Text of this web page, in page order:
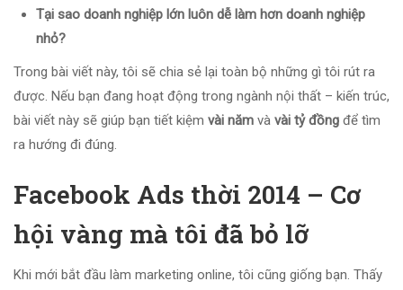
Tại sao doanh nghiệp lớn luôn dễ làm hơn doanh nghiệp
nhỏ?
Trong bài viết này, tôi sẽ chia sẻ lại toàn bộ những gì tôi rút ra
được. Nếu bạn đang hoạt động trong ngành nội thất – kiến trúc,
bài viết này sẽ giúp bạn tiết kiệm vài năm và vài tỷ đồng để tìm
ra hướng đi đúng.
Facebook Ads thời 2014 – Cơ
hội vàng mà tôi đã bỏ lỡ
Khi mới bắt đầu làm marketing online, tôi cũng giống bạn. Thấy